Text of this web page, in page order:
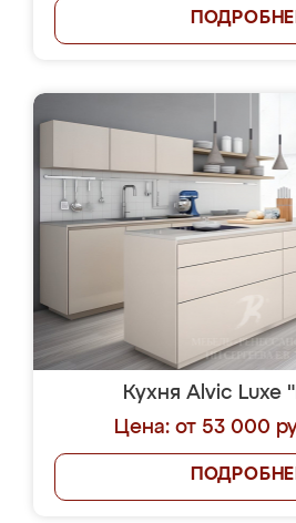
Кухня Alvic Luxe
Цена: от 53 000